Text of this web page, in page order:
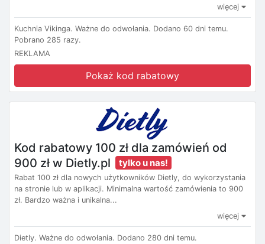
więcej
Kuchnia Vikinga. Ważne do odwołania. Dodano 60 dni temu.
Pobrano 285 razy.
REKLAMA
Pokaż kod rabatowy
Kod rabatowy 100 zł dla zamówień od
900 zł w Dietly.pl
tylko u nas!
Rabat 100 zł dla nowych użytkowników Dietly, do wykorzystania
na stronie lub w aplikacji. Minimalna wartość zamówienia to 900
zł. Bardzo ważna i unikalna...
więcej
Dietly. Ważne do odwołania. Dodano 280 dni temu.